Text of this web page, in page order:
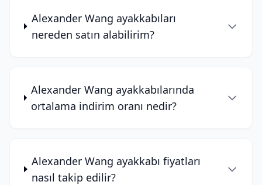
Alexander Wang ayakkabıları
nereden satın alabilirim?
Alexander Wang ayakkabılarında
ortalama indirim oranı nedir?
Alexander Wang ayakkabı fiyatları
nasıl takip edilir?